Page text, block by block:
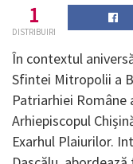
1
DISTRIBUIRI
În contextul
Sfintei Mitropolii a
Patriarhiei Române
Arhiepiscopul
Exarhul Plaiurilor.